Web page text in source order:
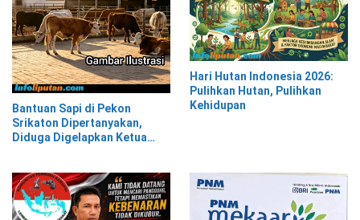
Bantuan Sapi di Pekon
Srikaton Dipertanyakan,
Diduga Digelapkan Ketua
Hari Hutan Indonesia 2026:
Pulihkan Hutan, Pulihkan
Kehidupan